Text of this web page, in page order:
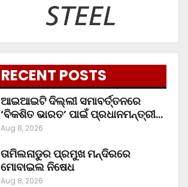
RECENT POSTS
ଆଇଆଇଟି ଦିଲ୍ଲୀ ସମାବର୍ତ୍ତନରେ
‘ବିକଶିତ ଭାରତ’ ପାଇଁ ପ୍ରଧାନମନ୍ତ୍ରୀ…
Aug 8, 2026
ତାମିଲନାଡୁର ପ୍ରମୁଖ ମନ୍ଦିରରେ
ମୋବାଇଲ ନିଷେଧ
Aug 8, 2026